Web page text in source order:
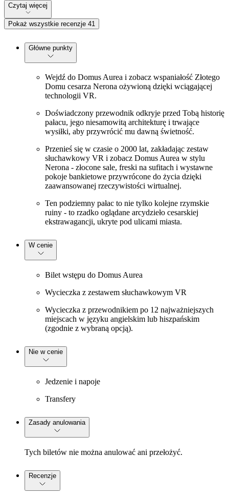
Czytaj więcej
Pokaż wszystkie recenzje 41
Główne punkty
Wejdź do Domus Aurea i zobacz wspaniałość Złotego
Domu cesarza Nerona ożywioną dzięki wciągającej
technologii VR.
Doświadczony przewodnik odkryje przed Tobą historię
pałacu, jego niesamowitą architekturę i trwające
wysiłki, aby przywrócić mu dawną świetność.
Przenieś się w czasie o 2000 lat, zakładając zestaw
słuchawkowy VR i zobacz Domus Aurea w stylu
Nerona - złocone sale, freski na sufitach i wystawne
pokoje bankietowe przywrócone do życia dzięki
zaawansowanej rzeczywistości wirtualnej.
Ten podziemny pałac to nie tylko kolejne rzymskie
ruiny - to rzadko oglądane arcydzieło cesarskiej
ekstrawagancji, ukryte pod ulicami miasta.
W cenie
Bilet wstępu do Domus Aurea
Wycieczka z zestawem słuchawkowym VR
Wycieczka z przewodnikiem po 12 najważniejszych
miejscach w języku angielskim lub hiszpańskim
(zgodnie z wybraną opcją).
Nie w cenie
Jedzenie i napoje
Transfery
Zasady anulowania
Tych biletów nie można anulować ani przełożyć.
Recenzje